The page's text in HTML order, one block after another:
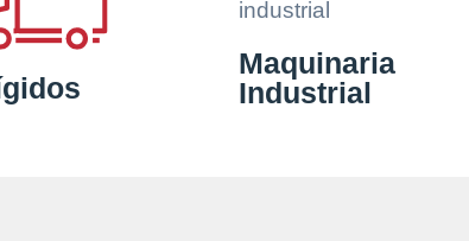
Maquinaria
Industrial